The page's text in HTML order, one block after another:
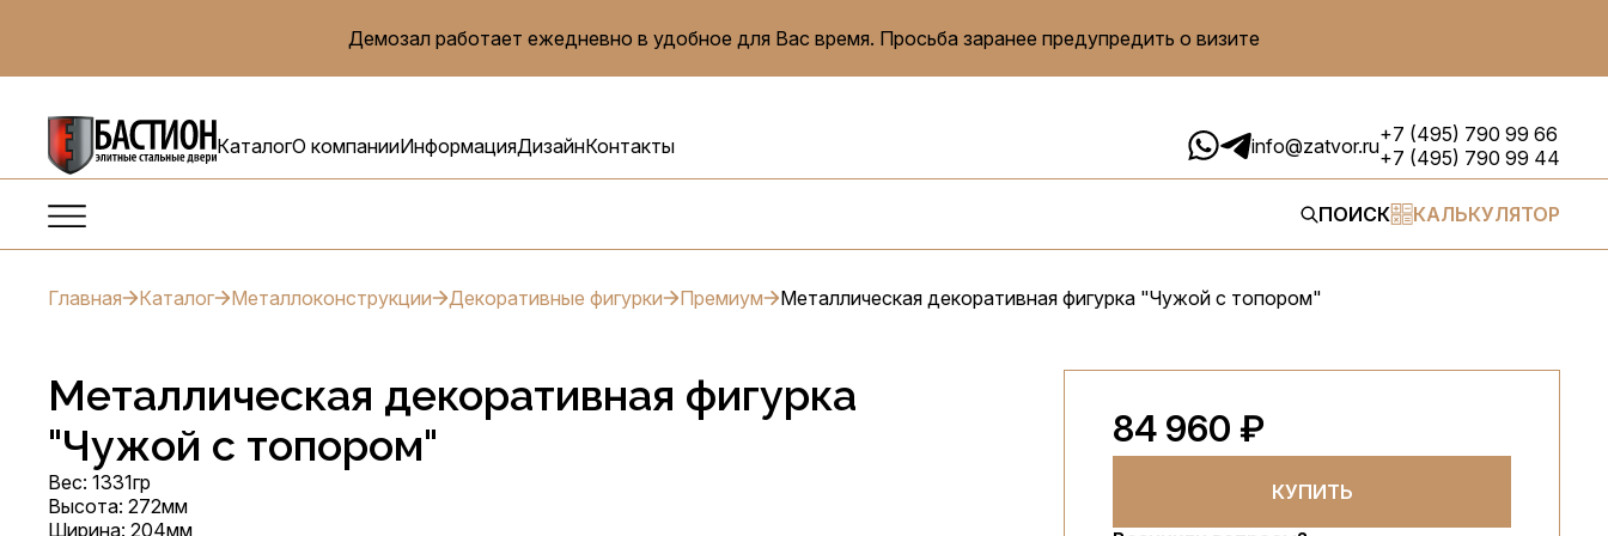
Демозал работает ежедневно в удобное для Вас время. Просьба заранее предупредить о визите
КаталогО компанииИнформацияДизайнКонтакты info@zatvor.ru+7 (495) 790 99 66
+7 (495) 790 99 44
ПОИСК КАЛЬКУЛЯТОР
Главная Каталог Металлоконструкции Декоративные фигурки Премиум Металлическая декоративная фигурка "Чужой с топором"
Металлическая декоративная фигурка
"Чужой с топором"
Вес: 1331гр
Высота: 272мм
Ширина: 204мм
84 960 ₽
КУПИТЬ